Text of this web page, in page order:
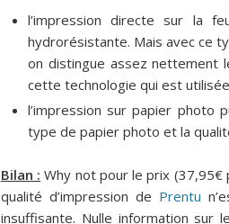
l’impression directe sur la
hydrorésistante. Mais avec ce
on distingue assez nettement
cette technologie qui est
l’impression sur papier photo
type de papier photo et la
Bilan : Why not pour le prix (37,95€
qualité d’impression de Prentu
insuffisante. Nulle information sur